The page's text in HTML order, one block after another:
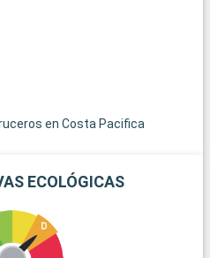
en Costa Pacifica
ECOLÓGICAS